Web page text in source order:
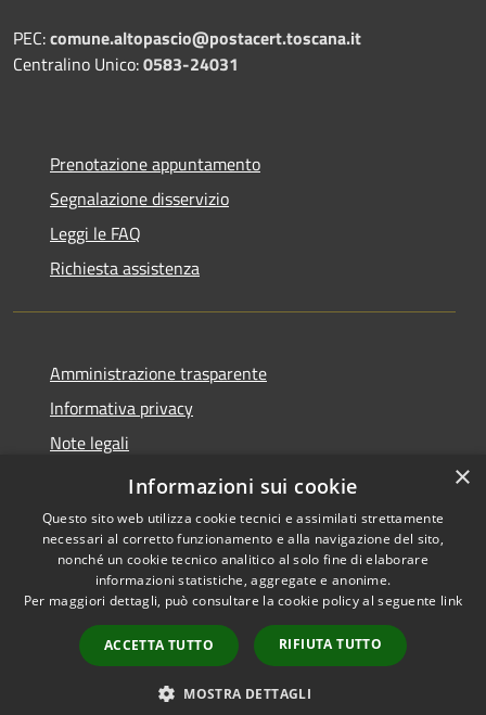
PEC:comune.altopascio@postacert.toscana.it
Centralino Unico:0583-24031
Prenotazione appuntamento
Segnalazione disservizio
Leggi le FAQ
Richiesta assistenza
Amministrazione trasparente
Informativa privacy
Note legali
Dichiarazione di accessibilità
Accessibilità
Copyright © 2026 • Comune di
Altopascio • Powered by
Municipium•
Accesso
redazione
×
Informazioni sui cookie
Questo sito web utilizza cookie tecnici e assimilati strettamente
necessari al corretto funzionamento e alla navigazione del sito,
nonché un cookie tecnico analitico al solo fine di elaborare
informazioni statistiche, aggregate e anonime.
Per maggiori dettagli, può consultare la cookie policy al seguente link
ACCETTA TUTTO RIFIUTA TUTTO
MOSTRA DETTAGLI